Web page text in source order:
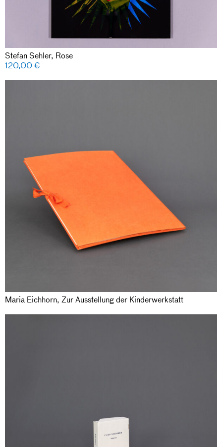
Stefan Sehler, Rose
120,00€
Maria Eichhorn, Zur Ausstellung der Kinderwerkstatt